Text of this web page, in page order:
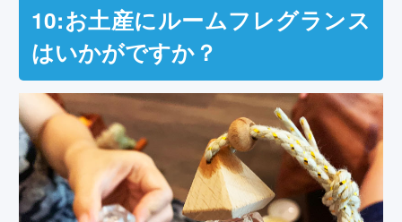
10:お土産にルームフレグランス
はいかがですか？